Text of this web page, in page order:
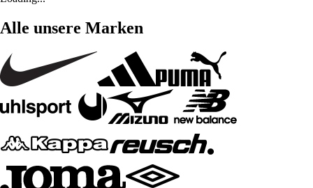
Alle unsere Marken